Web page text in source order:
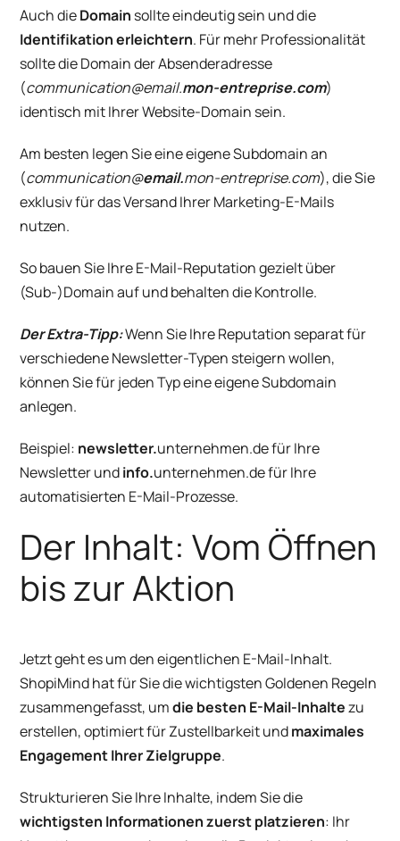
Auch dieDomain sollte eindeutig sein und die
Identifikation erleichtern. Für mehr Professionalität
sollte die Domain der Absenderadresse
(communication@email.mon-entreprise.com)
identisch mit Ihrer Website-Domain sein.
Am besten legen Sie eine eigene Subdomain an
(communication@email.mon-entreprise.com), die Sie
exklusiv für das Versand Ihrer Marketing-E-Mails
nutzen.
So bauen Sie Ihre E-Mail-Reputation gezielt über
(Sub-)Domain auf und behalten die Kontrolle.
Der Extra-Tipp:Wenn Sie Ihre Reputation separat für
verschiedene Newsletter-Typen steigern wollen,
können Sie für jeden Typ eine eigene Subdomain
anlegen.
Beispiel: newsletter.unternehmen.de für Ihre
Newsletter undinfo.unternehmen.de für Ihre
automatisierten E-Mail-Prozesse.
Der Inhalt: Vom Öffnen
bis zur Aktion
Jetzt geht es um den eigentlichen E-Mail-Inhalt.
ShopiMind hat für Sie die wichtigsten Goldenen Regeln
zusammengefasst, umdie besten E-Mail-Inhaltezu
erstellen, optimiert für Zustellbarkeit undmaximales
Engagement Ihrer Zielgruppe.
Strukturieren Sie Ihre Inhalte, indem Sie die
wichtigsten Informationen zuerst platzieren: Ihr